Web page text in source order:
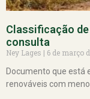
Classificação
consulta
Ney Lages
6 de março
Documento que está
renováveis com